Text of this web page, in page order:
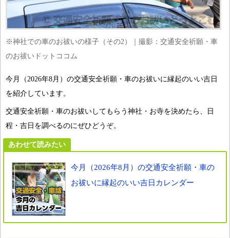
※神社での車のお祓いの様子（その2）｜撮影：交通安全祈願・車
のお祓いドットココム
今月（2026年8月）の交通安全祈願・車のお祓いに縁起のいい吉日
を紹介しています。
交通安全祈願・車のお祓いしてもらう神社・お寺を決めたら、日
程・吉日を調べるのにぜひどうぞ。
あわせて読みたい
今月（2026年8月）の交通安全祈願・車の
お祓いに縁起のいい吉日カレンダー